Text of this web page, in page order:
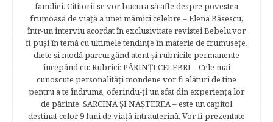
familiei. Cititorii se vor bucura să afle despre povestea
frumoasă de viață a unei mămici celebre – Elena Băsescu,
într-un interviu acordat în exclusivitate revistei Bebelu,vor
fi puşi în temă cu ultimele tendinţe în materie de frumuseţe,
diete şi modă parcurgând atent şi rubricile permanente
începând cu: Rubrici: PĂRINŢI CELEBRI – Cele mai
cunoscute personalităţi mondene vor fi alături de tine
pentru a te îndruma, oferindu-ţi un sfat din experienţa lor
de părinte. SARCINA ŞI NAŞTEREA – este un capitol
destinat celor 9 luni de viaţă intrauterină. Vor fi prezentate